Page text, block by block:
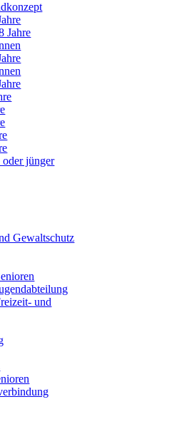
Jahre
oder jünger
Gewaltschutz
und